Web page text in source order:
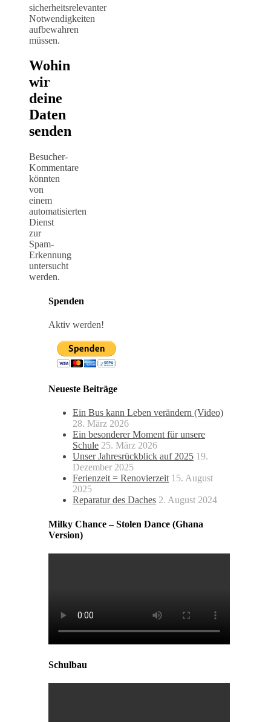
sicherheitsrelevanter
Notwendigkeiten
aufbewahren
müssen.
Wohin
wir
deine
Daten
senden
Besucher-
Kommentare
könnten
von
einem
automatisierten
Dienst
zur
Spam-
Erkennung
untersucht
werden.
Spenden
Aktiv werden!
Neueste Beiträge
Ein Bus kann Leben verändern (Video)
28. März 2026
Ein besonderer Moment für unsere
Schule 25. März 2026
Unser Jahresrückblick auf 2025 19.
Dezember 2025
Ferienzeit = Renovierzeit 15. August
2025
Reparatur des Daches 2. August 2024
Milky Chance – Stolen Dance (Ghana
Version)
Schulbau